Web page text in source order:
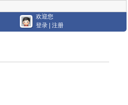
欢迎您
登录
注册